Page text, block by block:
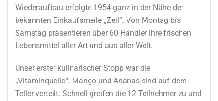
Wiederaufbau erfolgte 1954 ganz in der Nähe der
bekannten Einkaufsmeile „Zeil“. Von Montag bis
Samstag präsentieren über 60 Händler ihre frischen
Lebensmittel aller Art und aus aller Welt.
Unser erster kulinarischer Stopp war die
„Vitaminquelle“. Mango und Ananas sind auf dem
Teller verteilt. Schnell greifen die 12 Teilnehmer zu und